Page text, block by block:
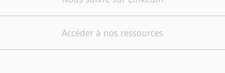
Accéder à nos ressources